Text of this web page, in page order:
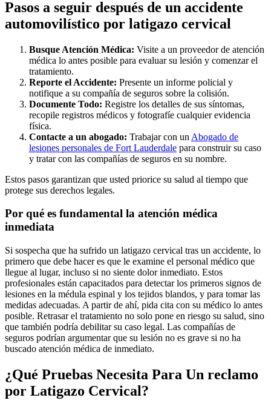
Pasos a seguir después de un accidente
automovilístico por latigazo cervical
Busque Atención Médica: Visite a un proveedor de atención
médica lo antes posible para evaluar su lesión y comenzar el
tratamiento.
Reporte el Accidente: Presente un informe policial y
notifique a su compañía de seguros sobre la colisión.
Documente Todo: Registre los detalles de sus síntomas,
recopile registros médicos y fotografíe cualquier evidencia
física.
Contacte a un abogado: Trabajar con un Abogado de
lesiones personales de Fort Lauderdale para construir su caso
y tratar con las compañías de seguros en su nombre.
Estos pasos garantizan que usted priorice su salud al tiempo que
protege sus derechos legales.
Por qué es fundamental la atención médica
inmediata
Si sospecha que ha sufrido un latigazo cervical tras un accidente, lo
primero que debe hacer es que le examine el personal médico que
llegue al lugar, incluso si no siente dolor inmediato. Estos
profesionales están capacitados para detectar los primeros signos de
lesiones en la médula espinal y los tejidos blandos, y para tomar las
medidas adecuadas. A partir de ahí, pida cita con su médico lo antes
posible. Retrasar el tratamiento no solo pone en riesgo su salud, sino
que también podría debilitar su caso legal. Las compañías de
seguros podrían argumentar que su lesión no es grave si no ha
buscado atención médica de inmediato.
¿Qué Pruebas Necesita Para Un reclamo
por Latigazo Cervical?